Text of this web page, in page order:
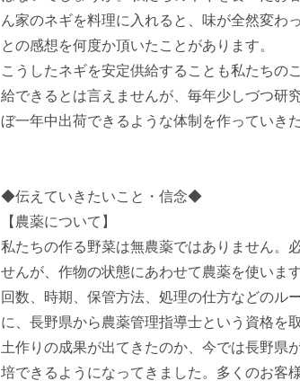
ん家のネギを料理に入れると、味が全然変わ
との感想を何度か頂いたことがあります。
こうしたネギを安定供給することも私たちの
給できるとは言えませんが、毎年少しづつ研
ぼ一年中出荷できるような体制を作っていき
◆伝えていきたいこと・信念◆
【農薬について】
私たちの作る野菜は無農薬ではありません。
せんが、作物の状態にあわせて農薬を使いま
回数、時期、保管方法、処理の仕方などのル
に、長野県から農薬管理指導士という資格を
土作りの成果が出てきたのか、今では長野県
培できるようになってきました。多くのお客